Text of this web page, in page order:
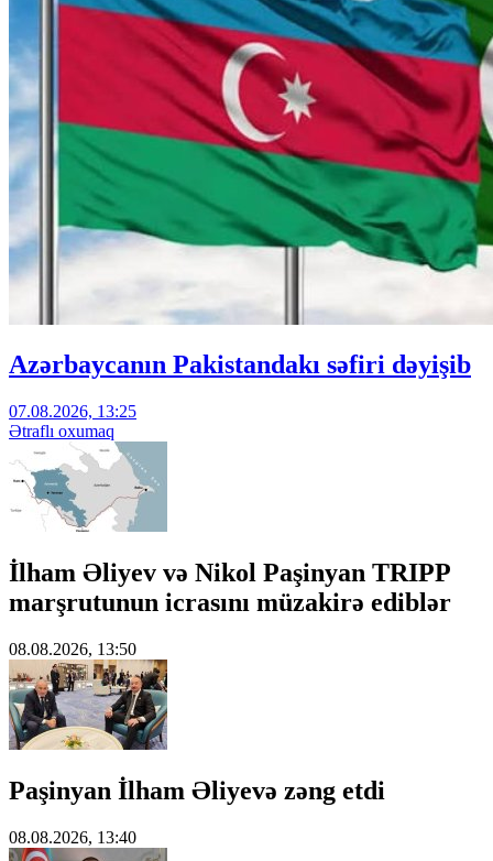
Azərbaycanın Pakistandakı səfiri dəyişib
07.08.2026, 13:25
Ətraflı oxumaq
İlham Əliyev və Nikol Paşinyan TRIPP
marşrutunun icrasını müzakirə ediblər
08.08.2026, 13:50
Paşinyan İlham Əliyevə zəng etdi
08.08.2026, 13:40